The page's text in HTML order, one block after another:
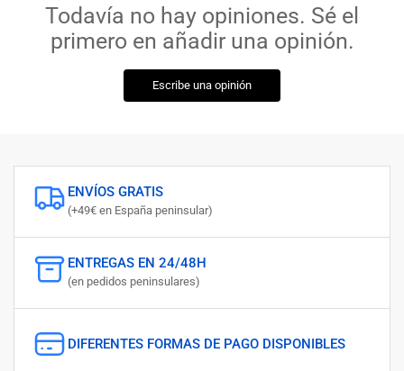
Todavía no hay opiniones. Sé el
primero en añadir una opinión.
Escribe una opinión
ENVÍOS GRATIS
(+49€ en España peninsular)
ENTREGAS EN 24/48H
(en pedidos peninsulares)
DIFERENTES FORMAS DE PAGO DISPONIBLES